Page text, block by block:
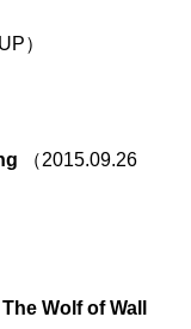
）
（2015.09.26
Wolf of Wall